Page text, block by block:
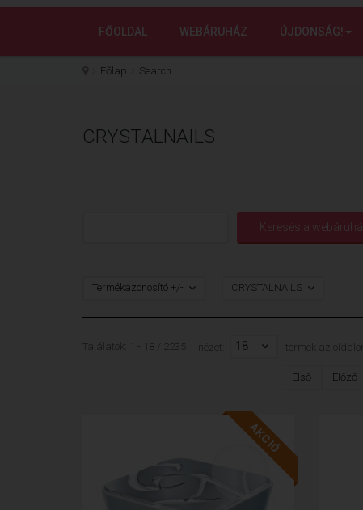
FŐOLDAL WEBÁRUHÁZ ÚJDONSÁG!
Főlap Search
CRYSTALNAILS
Termékazonosító +/- CRYSTALNAILS
Találatok: 1 - 18 / 2235 nézet: 18 termék az oldalon
Első Előző
AKCIÓ